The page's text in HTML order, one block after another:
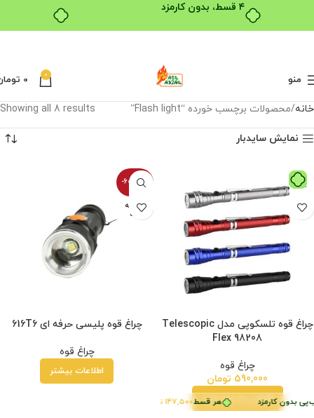
۴ قسط، بدون کارمزد
منو 0
0
خانه محصولات برچسب خورده “Flash light” Showing all 8 results
نمایش سایدبار
هر قسط147,500تومان بدون کارمزد
چراغ قوه تلسکوپی مدل Telescopic
Flex 98208
چراغ قوه
590,000 تومان
افزودن به سبد خرید
-600100%
فروخته
شده
چراغ قوه پلیسی حرفه ای 616T6
چراغ قوه
اطلاعات بیشتر